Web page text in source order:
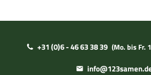
+31 (0)6 - 46 63 38 39 (Mo. bis Fr.